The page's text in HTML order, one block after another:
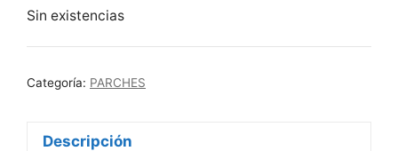
Sin existencias
Categoría: PARCHES
Descripción